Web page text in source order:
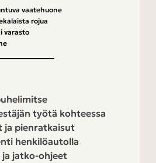
vaatehuone
rojua
varasto
työtä kohteessa
ja pienratkaisut
henkilöautolla
jatko-ohjeet